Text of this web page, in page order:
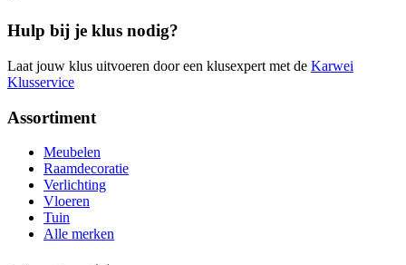
Hulp bij je klus nodig?
Laat jouw klus uitvoeren door een klusexpert met de Karwei
Klusservice
Assortiment
Meubelen
Raamdecoratie
Verlichting
Vloeren
Tuin
Alle merken